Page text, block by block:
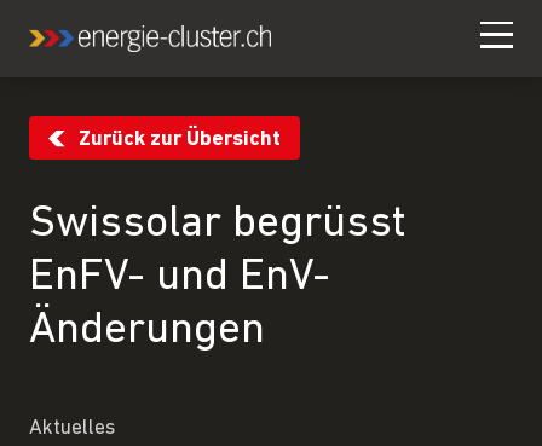
Zurück zur Übersicht
Swissolar begrüsst
EnFV- und EnV-
Änderungen
Aktuelles